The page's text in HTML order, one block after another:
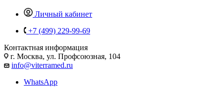
Личный кабинет
+7 (499) 229-99-69
Контактная информация
г. Москва, ул. Профсоюзная, 104
info@viterramed.ru
WhatsApp